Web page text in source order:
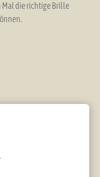
Mal die richtige Brille